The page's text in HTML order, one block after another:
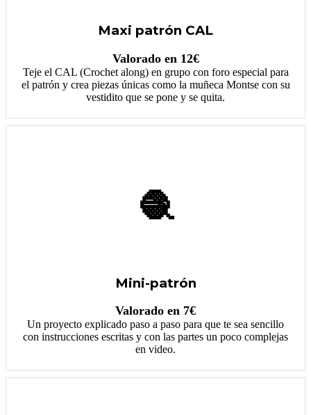
Maxi patrón CAL
Valorado en 12€
Teje el CAL (Crochet along) en grupo con foro especial para
el patrón y crea piezas únicas como la muñeca Montse con su
vestidito que se pone y se quita.
🧶
Mini-patrón
Valorado en 7€
Un proyecto explicado paso a paso para que te sea sencillo
con instrucciones escritas y con las partes un poco complejas
en video.